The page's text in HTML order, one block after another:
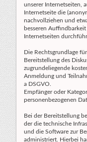
unserer Internetseiten,
Internetseite die
nachvollziehen und
besseren
Internetseiten
Die Rechtsgrundlage
Bereitstellung des
zugrundeliegende
Anmeldung und
a DSGVO.
Empfänger oder
personenbezogenen
Bei der Bereitstellung
der die technische
und die Software zur
administriert. Hierbei